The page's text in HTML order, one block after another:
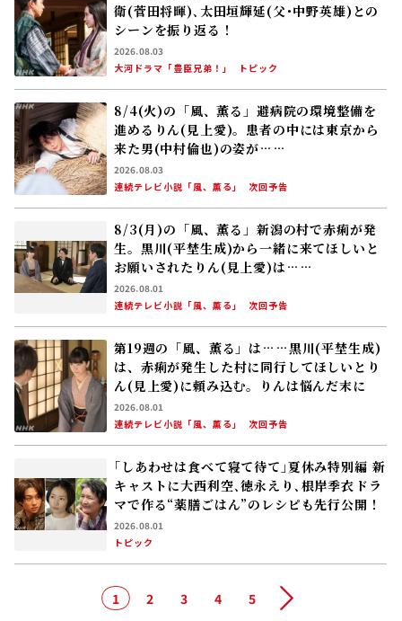
衛(菅田将暉)､太田垣輝延(父･中野英雄)との
シーンを振り返る！
2026.08.03
大河ドラマ「豊臣兄弟！」
トピック
8/4(火)の「風、薫る」避病院の環境整備を
進めるりん(見上愛)。患者の中には東京から
来た男(中村倫也)の姿が……
2026.08.03
連続テレビ小説「風、薫る」
次回予告
8/3(月)の「風、薫る」新潟の村で赤痢が発
生。黒川(平埜生成)から一緒に来てほしいと
お願いされたりん(見上愛)は……
2026.08.01
連続テレビ小説「風、薫る」
次回予告
第19週の「風、薫る」は……黒川(平埜生成)
は、赤痢が発生した村に同行してほしいとり
ん(見上愛)に頼み込む。りんは悩んだ末に――
2026.08.01
連続テレビ小説「風、薫る」
次回予告
｢しあわせは食べて寝て待て｣夏休み特別編 新
キャストに大西利空､徳永えり､根岸季衣――ドラ
マで作る“薬膳ごはん”のレシピも先行公開！
2026.08.01
トピック
1 2 3 4 5 次へ